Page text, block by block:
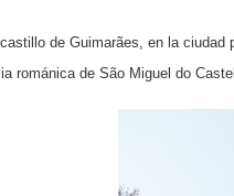
de Guimarães, en la
románica de São Miguel do